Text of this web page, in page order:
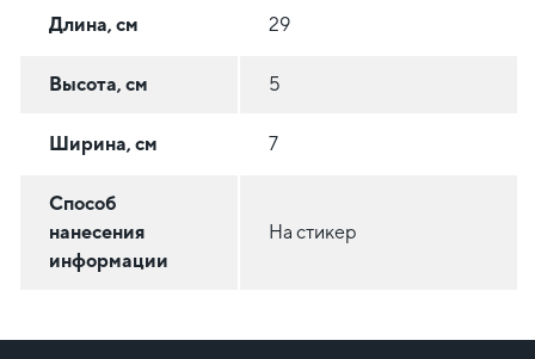
Длина, см 29
Высота, см 5
Ширина, см 7
Способ
нанесения
информации
На стикер